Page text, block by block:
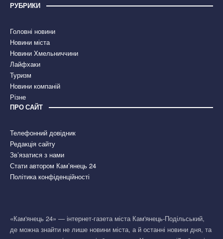
РУБРИКИ
Головні новини
Новини міста
Новини Хмельниччини
Лайфхаки
Туризм
Новини компаній
Різне
ПРО САЙТ
Телефонний довідник
Редакція сайту
Зв’язатися з нами
Стати автором Кам’янець 24
Політика конфіденційності
«Кам'янець 24» — інтернет-газета міста Кам'янець-Подільський,
де можна знайти не лише новини міста, а й останні новини дня, та